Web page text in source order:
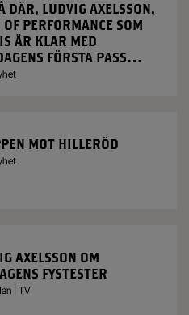
DÄR, LUDVIG AXELSSON,
OF PERFORMANCE SOM
ÄR KLAR MED
FÖRSTA PASS…
MOT HILLERÖD
AXELSSON OM
FYSTESTER
| TV